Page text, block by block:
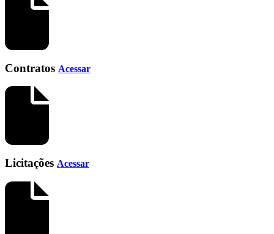
Contratos Acessar
Licitações Acessar